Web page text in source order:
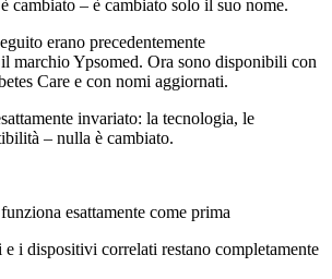
cambiato – è cambiato solo il suo nome.
erano precedentemente
marchio Ypsomed. Ora sono disponibili con
Care e con nomi aggiornati.
invariato: la tecnologia, le
– nulla è cambiato.
esattamente come prima
e i dispositivi correlati restano completamente